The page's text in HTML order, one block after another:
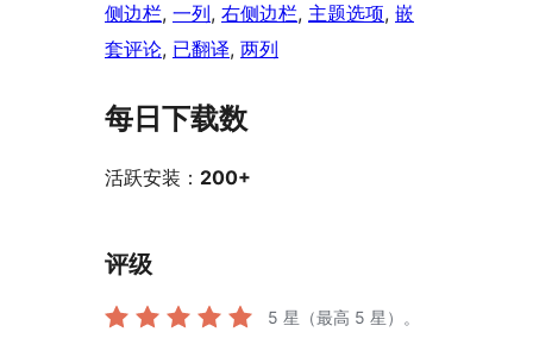
侧边栏, 一列, 右侧边栏, 主题选项, 嵌
套评论, 已翻译, 两列
每日下载数
活跃安装： 200+
评级
5 星（最高 5 星）。